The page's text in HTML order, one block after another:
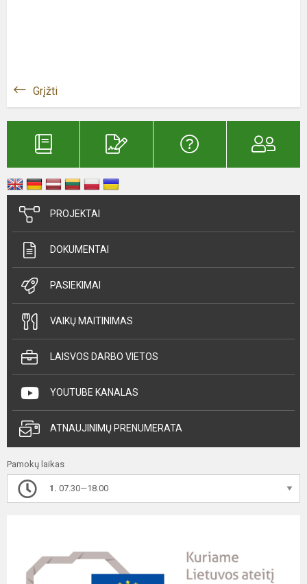
Grįžti
PROJEKTAI
DOKUMENTAI
PASIEKIMAI
VAIKŲ MAITINIMAS
LAISVOS DARBO VIETOS
YOUTUBE KANALAS
ATNAUJINIMŲ PRENUMERATA
Pamokų laikas
1. 07.30—18.00